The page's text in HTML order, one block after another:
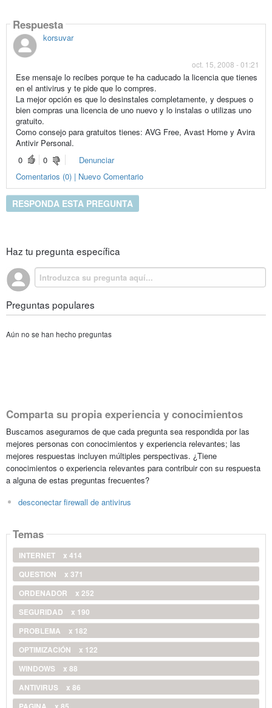
Respuesta
korsuvar
oct. 15, 2008 - 01:21
Ese mensaje lo recibes porque te ha caducado la licencia que tienes
en el antivirus y te pide que lo compres.
La mejor opción es que lo desinstales completamente, y despues o
bien compras una licencia de uno nuevo y lo instalas o utilizas uno
gratuito.
Como consejo para gratuitos tienes: AVG Free, Avast Home y Avira
Antivir Personal.
0
0
Denunciar
Comentarios (0) | Nuevo Comentario
RESPONDA ESTA PREGUNTA
Haz tu pregunta específica
Preguntas populares
Aún no se han hecho preguntas
Comparta su propia experiencia y conocimientos
Buscamos asegurarnos de que cada pregunta sea respondida por las
mejores personas con conocimientos y experiencia relevantes; las
mejores respuestas incluyen múltiples perspectivas. ¿Tiene
conocimientos o experiencia relevantes para contribuir con su respuesta
a alguna de estas preguntas frecuentes?
desconectar firewall de antivirus
Temas
INTERNET
x 414
QUESTION
x 371
ORDENADOR
x 252
SEGURIDAD
x 190
PROBLEMA
x 182
OPTIMIZACIÓN
x 122
WINDOWS
x 88
ANTIVIRUS
x 86